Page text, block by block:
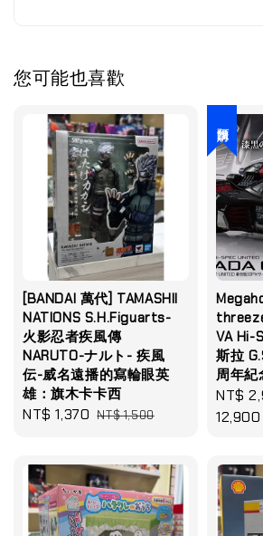
您可能也喜歡
[BANDAI 萬代] TAMASHII
NATIONS S.H.Figuarts-
火影忍者疾風傳
NARUTO-ナルト- 疾風
伝-威名遠播的寫輪眼英
雄：旗木卡卡西
Sale
NT$ 1,370 Regular
NT$ 1,500
VA Hi-
斯拉
周年紀
price
NT$
12,900